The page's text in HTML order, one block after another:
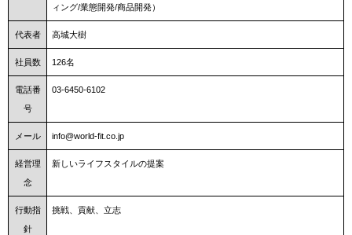
ィング/業態開発/商品開発）
代表者 高城大樹
社員数 126名
電話番
号
03-6450-6102
メール info@world-fit.co.jp
経営理
念
新しいライフスタイルの提案
行動指
針
挑戦、貢献、立志